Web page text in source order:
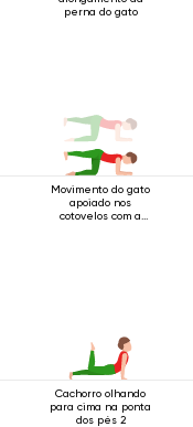
perna do gato
Movimento do gato
apoiado nos
cotovelos com a
Cachorro olhando
para cima na ponta
dos pés 2